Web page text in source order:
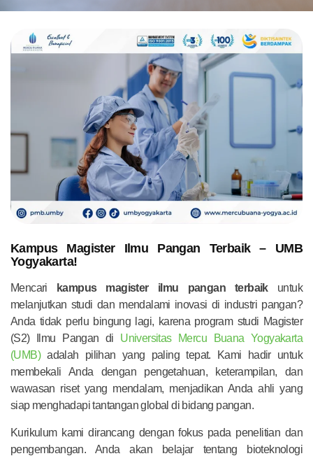
Kampus Magister Ilmu Pangan Terbaik – UMB
Yogyakarta!
Mencari kampus magister ilmu pangan terbaikuntuk
melanjutkan studi dan mendalami inovasi di industri pangan?
Anda tidak perlu bingung lagi, karena program studi Magister
(S2) Ilmu Pangan di Universitas Mercu Buana Yogyakarta
(UMB)adalah pilihan yang paling tepat. Kami hadir untuk
membekali Anda dengan pengetahuan, keterampilan, dan
wawasan riset yang mendalam, menjadikan Anda ahli yang
siap menghadapi tantangan global di bidang pangan.
Kurikulum kami dirancang dengan fokus pada penelitian dan
pengembangan. Anda akan belajar tentang bioteknologi